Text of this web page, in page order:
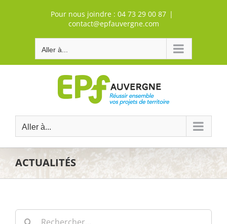
Pour nous joindre : 04 73 29 00 87 |
contact@epfauvergne.com
Aller à...
Aller à...
ACTUALITÉS
Rechercher: